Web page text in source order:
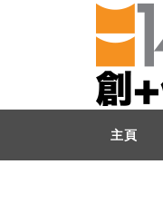
主頁